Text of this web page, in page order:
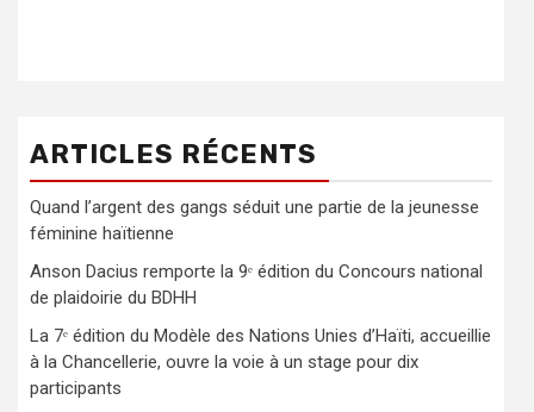
ARTICLES RÉCENTS
Quand l’argent des gangs séduit une partie de la jeunesse
féminine haïtienne
Anson Dacius remporte la 9ᵉ édition du Concours national
de plaidoirie du BDHH
La 7ᵉ édition du Modèle des Nations Unies d’Haïti, accueillie
à la Chancellerie, ouvre la voie à un stage pour dix
participants